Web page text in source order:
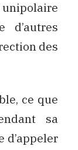
unipolaire
d’autres
des
ce que
sa
d’appeler